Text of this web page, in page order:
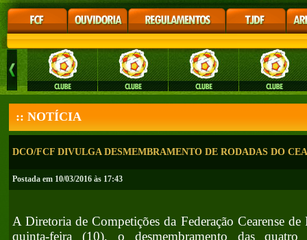
:: NOTÍCIA
DCO/FCF DIVULGA DESMEMBRAMENTO DE RODADAS DO
Postada em 10/03/2016 às 17:43
A Diretoria de Competições da Federação Cearense
quinta-feira (10), o desmembramento das quatro